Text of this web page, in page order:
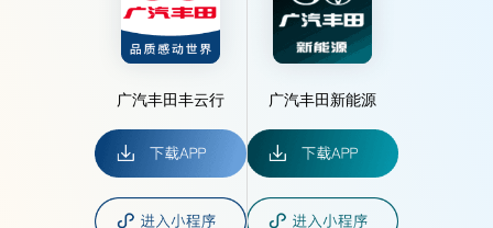
广汽丰田丰云行 广汽丰田新能源